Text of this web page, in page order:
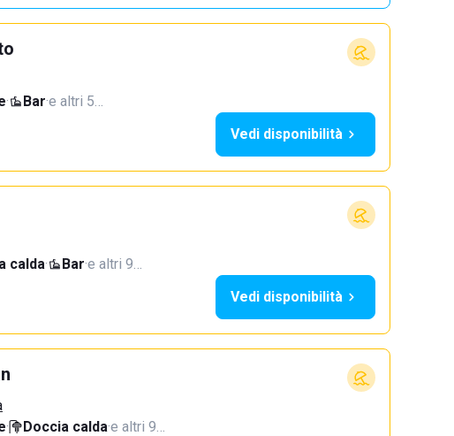
· Bar·e altri 5…
Vedi disponibilità
calda· Bar·e altri 9…
Vedi disponibilità
· Doccia calda·e altri 9…